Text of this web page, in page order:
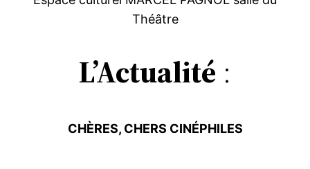
Théâtre
L’Actualité :
CHÈRES, CHERS CINÉPHILES